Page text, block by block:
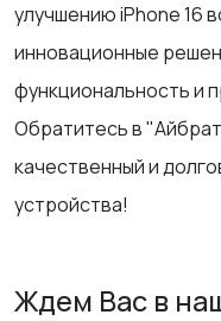
улучшению iPhone 16
инновационные
функциональность и
Обратитесь в
качественный и
устройства!
Ждем Вас в